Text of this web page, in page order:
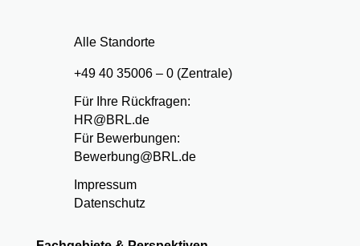
Alle Standorte
+49 40 35006 – 0 (Zentrale)
Für Ihre Rückfragen:
HR@BRL.de
Für Bewerbungen:
Bewerbung@BRL.de
Impressum
Datenschutz